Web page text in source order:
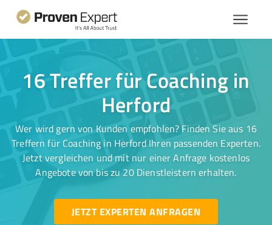
16 Treffer für Coaching in
Herford
Wer wird gern von Kunden empfohlen? Finden Sie aus 16
Treffern für Coaching in Herford Ihren passenden Experten.
Jetzt vergleichen und mit nur einer Anfrage kostenlos
Angebote von bis zu 20 Dienstleistern erhalten.
JETZT EXPERTEN ANFRAGEN